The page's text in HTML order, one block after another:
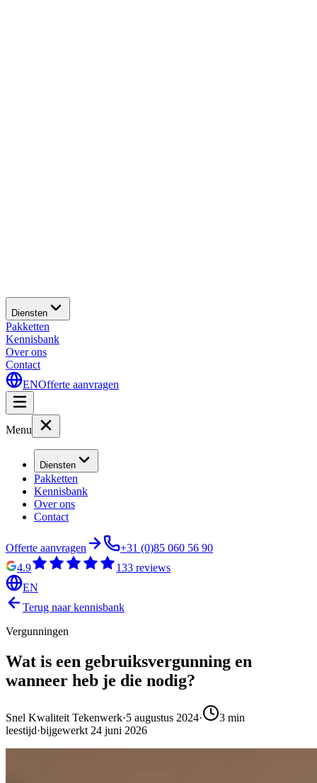
Diensten
Pakketten
Kennisbank
Over ons
Contact
ENOfferte aanvragen
Menu
Diensten
Pakketten
Kennisbank
Over ons
Contact
Offerte aanvragen
+31 (0)85 060 56 90
4.9
133 reviews
EN
Terug naar kennisbank
Vergunningen
Wat is een gebruiksvergunning en
wanneer heb je die nodig?
Snel Kwaliteit Tekenwerk·5 augustus 2024· 3 min
leestijd·bijgewerkt 24 juni 2026